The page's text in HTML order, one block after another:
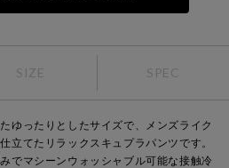
SIZE SPEC
ゆったりとしたサイズで、メンズライク
立てたリラックスキュプラパンツです。
でマシーンウォッシャブル可能な接触冷